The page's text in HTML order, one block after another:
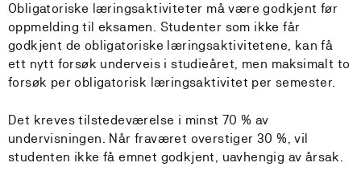
Obligatoriske læringsaktiviteter må være godkjent før
oppmelding til eksamen. Studenter som ikke får
godkjent de obligatoriske læringsaktivitetene, kan få
ett nytt forsøk underveis i studieåret, men maksimalt to
forsøk per obligatorisk læringsaktivitet per semester.
Det kreves tilstedeværelse i minst 70 % av
undervisningen. Når fraværet overstiger 30 %, vil
studenten ikke få emnet godkjent, uavhengig av årsak.